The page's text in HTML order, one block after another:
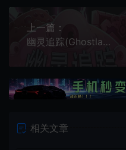
上一篇：
幽灵追踪(Ghostland Yard)横版平台跳跃闯关游戏|下载
相关文章